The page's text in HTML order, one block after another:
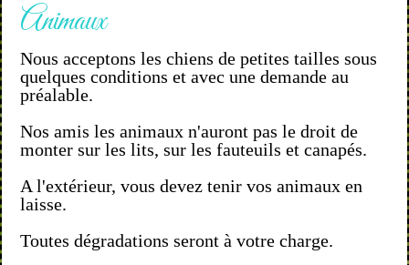
Animaux
Nous acceptons les chiens de petites tailles sous
quelques conditions et avec une demande au
préalable.
Nos amis les animaux n'auront pas le droit de
monter sur les lits, sur les fauteuils et canapés.
A l'extérieur, vous devez tenir vos animaux en
laisse.
Toutes dégradations seront à votre charge.